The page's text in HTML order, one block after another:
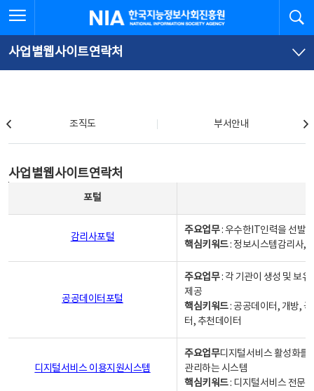
문
로
가
체
뉴
바
가
한국지능정보사회진흥원
사업별웹사이트연락처
조직도 부서안내
사업별웹사이트연락처
포털
감리사포털
주요업무: 우수한IT인력을 선발
핵심키워드: 정보시스템감리사,
공공데이터포털
주요업무: 각 기관이 생성 및 보
제공
핵심키워드: 공공데이터, 개방,
터, 추천데이터
디지털서비스 이용지원시스템
주요업무디지털서비스 활성화를
관리하는 시스템
핵심키워드: 디지털서비스 전문